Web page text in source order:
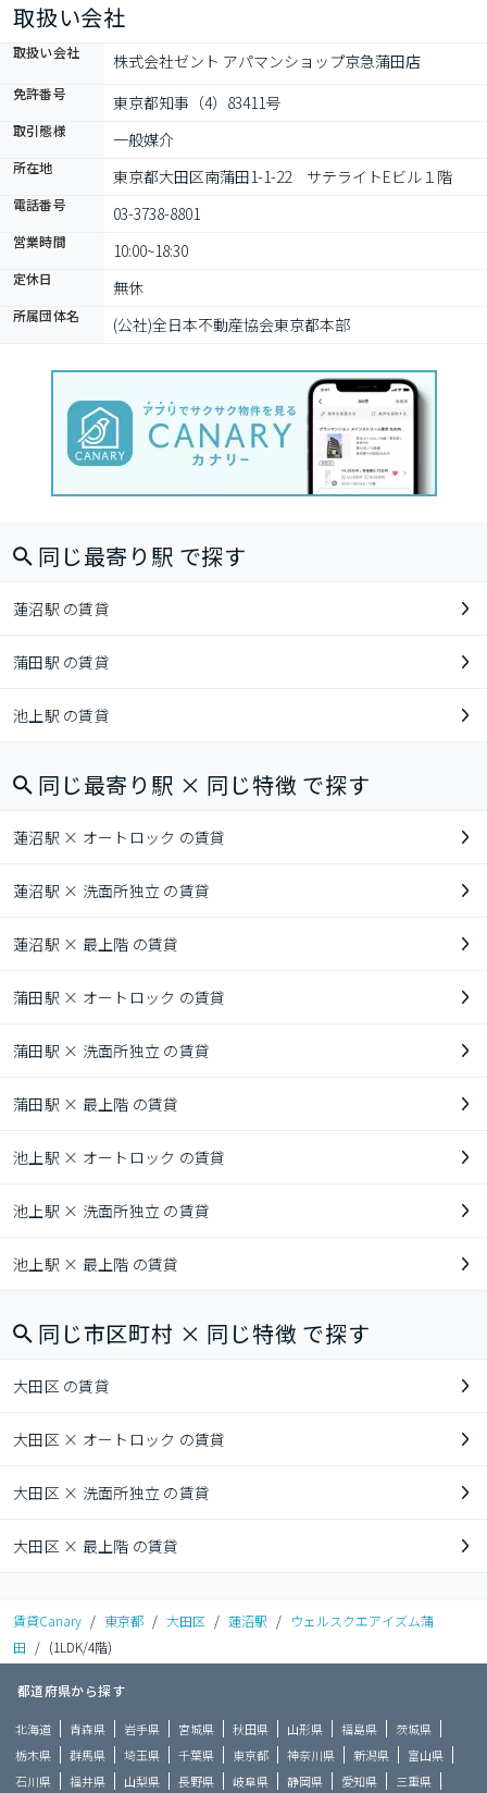
取扱い会社
取扱い会社 株式会社ゼント アパマンショップ京急蒲田店
免許番号 東京都知事（4）83411号
取引態様 一般媒介
所在地 東京都大田区南蒲田1-1-22　サテライトEビル１階
電話番号 03-3738-8801
営業時間 10:00~18:30
定休日 無休
所属団体名 (公社)全日本不動産協会東京都本部
同じ最寄り駅 で探す
蓮沼駅 の賃貸
蒲田駅 の賃貸
池上駅 の賃貸
同じ最寄り駅 × 同じ特徴 で探す
蓮沼駅 × オートロック の賃貸
蓮沼駅 × 洗面所独立 の賃貸
蓮沼駅 × 最上階 の賃貸
蒲田駅 × オートロック の賃貸
蒲田駅 × 洗面所独立 の賃貸
蒲田駅 × 最上階 の賃貸
池上駅 × オートロック の賃貸
池上駅 × 洗面所独立 の賃貸
池上駅 × 最上階 の賃貸
同じ市区町村 × 同じ特徴 で探す
大田区 の賃貸
大田区 × オートロック の賃貸
大田区 × 洗面所独立 の賃貸
大田区 × 最上階 の賃貸
賃貸Canary / 東京都 / 大田区 / 蓮沼駅 / ウェルスクエアイズム蒲
田 / (1LDK/4階)
都道府県から探す
北海道 青森県 岩手県 宮城県 秋田県 山形県 福島県
茨城県
栃木県
群馬県 埼玉県 千葉県 東京都 神奈川県 新潟県
富山県
石川県
福井県 山梨県 長野県 岐阜県 静岡県 愛知県 三重県